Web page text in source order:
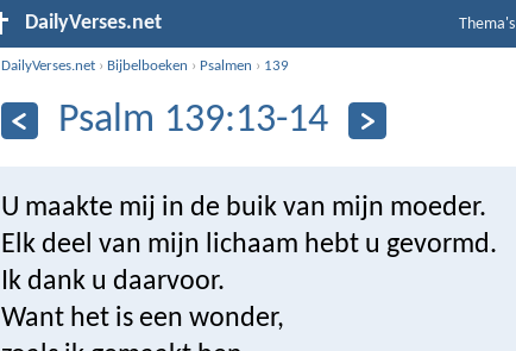
DailyVerses.net Thema's
DailyVerses.net › Bijbelboeken › Psalmen › 139
Psalm 139:13-14
U maakte mij in de buik van mijn moeder.
Elk deel van mijn lichaam hebt u gevormd.
Ik dank u daarvoor.
Want het is een wonder,